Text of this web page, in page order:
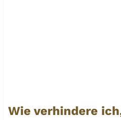
Wie verhindere